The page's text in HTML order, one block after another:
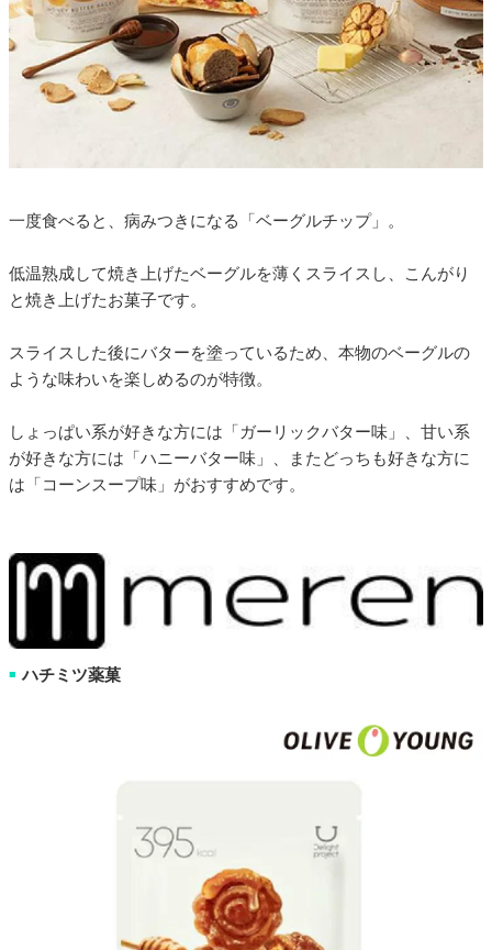
一度食べると、病みつきになる「ベーグルチップ」。
低温熟成して焼き上げたベーグルを薄くスライスし、こんがり
と焼き上げたお菓子です。
スライスした後にバターを塗っているため、本物のベーグルの
ような味わいを楽しめるのが特徴。
しょっぱい系が好きな方には「ガーリックバター味」、甘い系
が好きな方には「ハニーバター味」、またどっちも好きな方に
は「コーンスープ味」がおすすめです。
■ ハチミツ薬菓